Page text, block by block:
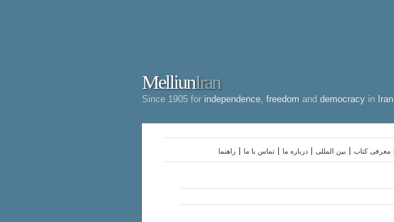
MelliunIran
Since 1905 for independence freedom and democracy in Iran
راهنما تماس با ما درباره ما بین المللی معرفی کتاب